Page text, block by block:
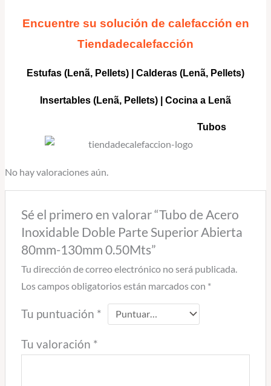
Encuentre su solución de calefacción en
Tiendadecalefacción
Estufas (Lenã, Pellets) Calderas (Lenã, Pellets)
Insertables (Lenã, Pellets) | Cocina a Lenã
Tubos
No hay valoraciones aún.
Sé el primero en valorar “Tubo de Acero
Inoxidable Doble Parte Superior Abierta
80mm-130mm 0.50Mts”
Tu dirección de correo electrónico no será publicada.
Los campos obligatorios están marcados con *
Tu puntuación *
Tu valoración *